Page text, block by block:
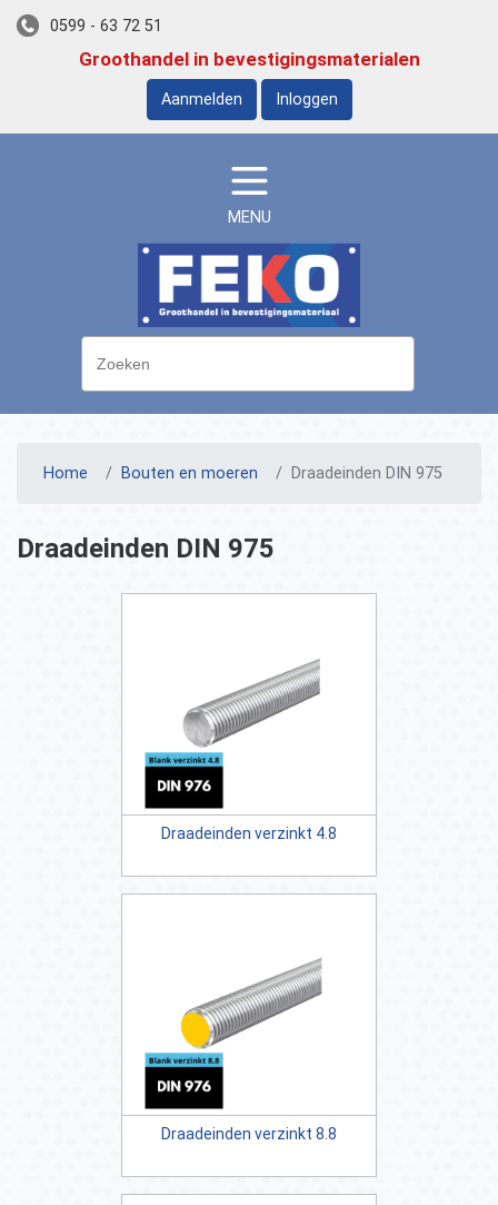
0599 - 63 72 51
Groothandel in bevestigingsmaterialen
Aanmelden Inloggen
MENU
Home Bouten en moeren Draadeinden DIN 975
Draadeinden DIN 975
Draadeinden verzinkt 4.8
Draadeinden verzinkt 8.8